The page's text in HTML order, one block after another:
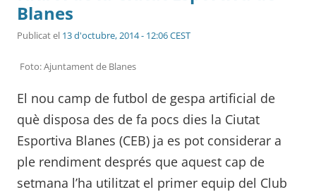
Blanes
Publicat el 13 d'octubre, 2014 - 12:06 CEST
Foto: Ajuntament de Blanes
El nou camp de futbol de gespa artificial de
què disposa des de fa pocs dies la Ciutat
Esportiva Blanes (CEB) ja es pot considerar a
ple rendiment després que aquest cap de
setmana l’ha utilitzat el primer equip del Club